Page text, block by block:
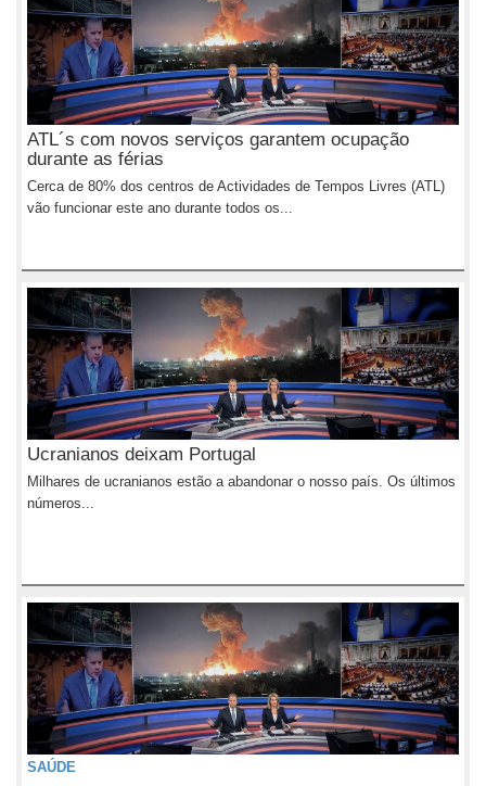
ATL´s com novos serviços garantem ocupação
durante as férias
Cerca de 80% dos centros de Actividades de Tempos Livres (ATL)
vão funcionar este ano durante todos os...
Ucranianos deixam Portugal
Milhares de ucranianos estão a abandonar o nosso país. Os últimos
números...
SAÚDE